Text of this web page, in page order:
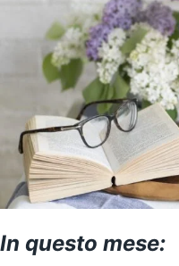
In questo mese: